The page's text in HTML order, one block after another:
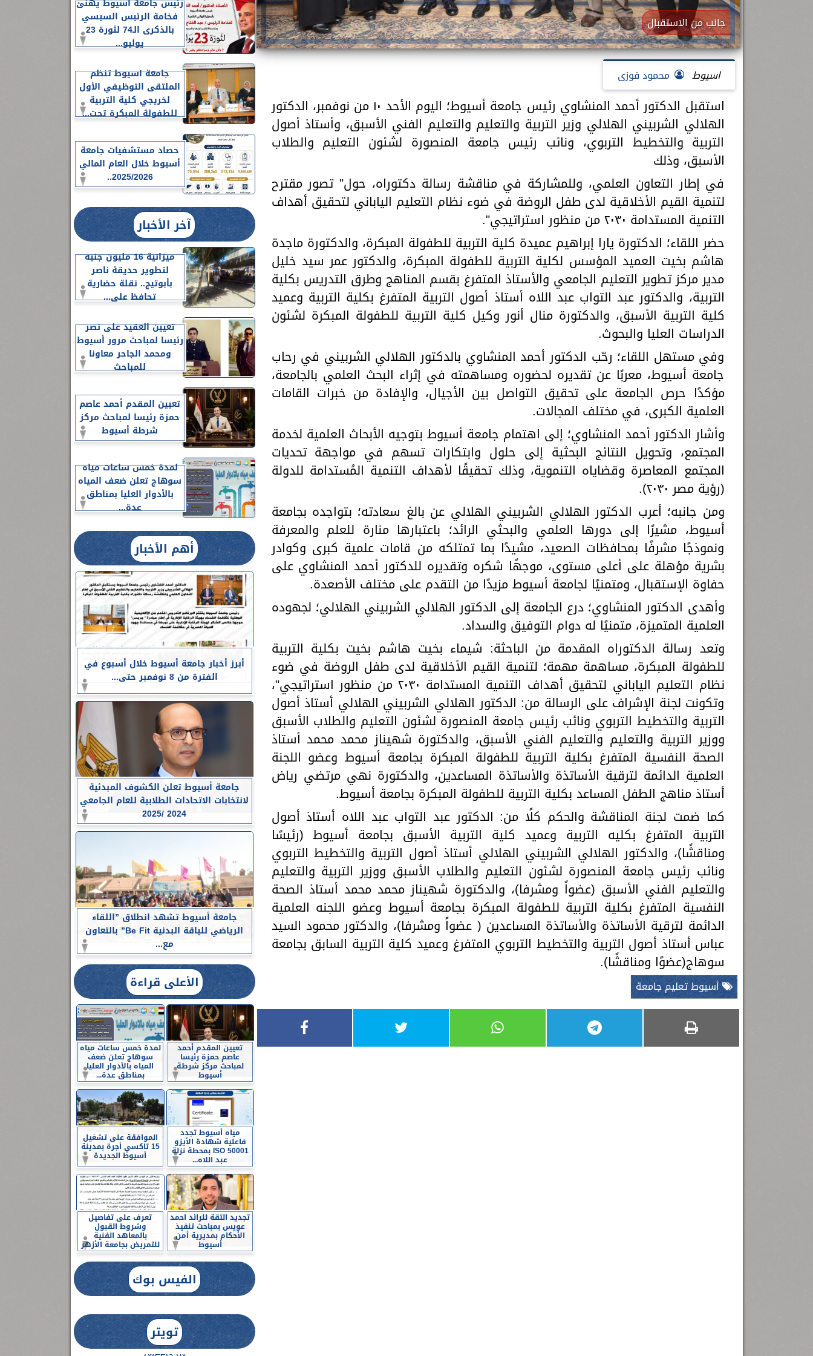
جانب من الاستقبال
اسيوط محمود فوزى
استقبل الدكتور أحمد المنشاوي رئيس جامعة أسيوط؛ اليوم الأحد ١٠ من نوفمبر، الدكتور
الهلالي الشربيني الهلالي وزير التربية والتعليم والتعليم الفني الأسبق، وأستاذ أصول
التربية والتخطيط التربوي، ونائب رئيس جامعة المنصورة لشئون التعليم والطلاب
الأسبق، وذلك
في إطار التعاون العلمي، وللمشاركة في مناقشة رسالة دكتوراه، حول" تصور مقترح
لتنمية القيم الأخلاقية لدى طفل الروضة في ضوء نظام التعليم الياباني لتحقيق أهداف
التنمية المستدامة ٢٠٣٠ من منظور استراتيجي".
حضر اللقاء؛ الدكتورة يارا إبراهيم عميدة كلية التربية للطفولة المبكرة، والدكتورة ماجدة
هاشم بخيت العميد المؤسس لكلية التربية للطفولة المبكرة، والدكتور عمر سيد خليل
مدير مركز تطوير التعليم الجامعي والأستاذ المتفرغ بقسم المناهج وطرق التدريس بكلية
التربية، والدكتور عبد التواب عبد اللاه أستاذ أصول التربية المتفرغ بكلية التربية وعميد
كلية التربية الأسبق، والدكتورة منال أنور وكيل كلية التربية للطفولة المبكرة لشئون
الدراسات العليا والبحوث.
وفي مستهل اللقاء؛ رحّب الدكتور أحمد المنشاوي بالدكتور الهلالي الشربيني في رحاب
جامعة أسيوط، معربًا عن تقديره لحضوره ومساهمته في إثراء البحث العلمي بالجامعة،
مؤكدًا حرص الجامعة على تحقيق التواصل بين الأجيال، والإفادة من خبرات القامات
العلمية الكبرى، في مختلف المجالات.
وأشار الدكتور أحمد المنشاوي؛ إلى اهتمام جامعة أسيوط بتوجيه الأبحاث العلمية لخدمة
المجتمع، وتحويل النتائج البحثية إلى حلول وابتكارات تسهم في مواجهة تحديات
المجتمع المعاصرة وقضاياه التنموية، وذلك تحقيقًا لأهداف التنمية المُستدامة للدولة
(رؤية مصر ٢٠٣٠).
ومن جانبه؛ أعرب الدكتور الهلالي الشربيني الهلالي عن بالغ سعادته؛ بتواجده بجامعة
أسيوط، مشيرًا إلى دورها العلمي والبحثي الرائد؛ باعتبارها منارة للعلم والمعرفة
ونموذجًا مشرفًا بمحافظات الصعيد، مشيدًا بما تمتلكه من قامات علمية كبرى وكوادر
بشرية مؤهلة على أعلى مستوى، موجهًا شكره وتقديره للدكتور أحمد المنشاوي على
حفاوة الإستقبال، ومتمنيًا لجامعة أسيوط مزيدًا من التقدم على مختلف الأصعدة.
وأهدى الدكتور المنشاوي؛ درع الجامعة إلى الدكتور الهلالي الشربيني الهلالي؛ لجهوده
العلمية المتميزة، متمنيًا له دوام التوفيق والسداد.
وتعد رسالة الدكتوراه المقدمة من الباحثة: شيماء بخيت هاشم بخيت بكلية التربية
للطفولة المبكرة، مساهمة مهمة؛ لتنمية القيم الأخلاقية لدى طفل الروضة في ضوء
نظام التعليم الياباني لتحقيق أهداف التنمية المستدامة ٢٠٣٠ من منظور استراتيجي"،
وتكونت لجنة الإشراف على الرسالة من: الدكتور الهلالي الشربيني الهلالي أستاذ أصول
التربية والتخطيط التربوي ونائب رئيس جامعة المنصورة لشئون التعليم والطلاب الأسبق
ووزير التربية والتعليم والتعليم الفني الأسبق، والدكتورة شهيناز محمد محمد أستاذ
الصحة النفسية المتفرغ بكلية التربية للطفولة المبكرة بجامعة أسيوط وعضو اللجنة
العلمية الدائمة لترقية الأساتذة والأساتذة المساعدين، والدكتورة نهي مرتضي رياض
أستاذ مناهج الطفل المساعد بكلية التربية للطفولة المبكرة بجامعة أسيوط.
كما ضمت لجنة المناقشة والحكم كلًا من: الدكتور عبد التواب عبد اللاه أستاذ أصول
التربية المتفرغ بكليه التربية وعميد كلية التربية الأسبق بجامعة أسيوط (رئيسًا
ومناقشًا)، والدكتور الهلالي الشربيني الهلالي أستاذ أصول التربية والتخطيط التربوي
ونائب رئيس جامعة المنصورة لشئون التعليم والطلاب الأسبق ووزير التربية والتعليم
والتعليم الفني الأسبق (عضواً ومشرفا)، والدكتورة شهيناز محمد محمد أستاذ الصحة
النفسية المتفرغ بكلية التربية للطفولة المبكرة بجامعة أسيوط وعضو اللجنه العلمية
الدائمة لترقية الأساتذة والأساتذة المساعدين ( عضواً ومشرفا)، والدكتور محمود السيد
عباس أستاذ أصول التربية والتخطيط التربوي المتفرغ وعميد كلية التربية السابق بجامعة
سوهاج(عضوًا ومناقشًا).
أسيوط تعليم جامعة
رئيس جامعة أسيوط يهنئ
فخامة الرئيس السيسي
بالذكرى الـ74 لثورة 23
يوليو...
جامعة أسيوط تنظم
الملتقى التوظيفي الأول
لخريجي كلية التربية
للطفولة المبكرة تحت...
حصاد مستشفيات جامعة
أسيوط خلال العام المالي
2025/2026..
آخر الأخبار
ميزانية 16 مليون جنيه
لتطوير حديقة ناصر
بأبوتيج.. نقلة حضارية
تحافظ على...
تعيين العقيد على نصر
رئيسا لمباحث مرور أسيوط
ومحمد الجاحر معاونا
للمباحث
تعيين المقدم أحمد عاصم
حمزة رئيسا لمباحث مركز
شرطة أسيوط
لمدة خمس ساعات مياه
سوهاج تعلن ضعف المياه
بالأدوار العليا بمناطق
عدة...
أهم الأخبار
أبرز أخبار جامعة أسيوط خلال أسبوع في
الفترة من 8 نوفمبر حتى...
جامعة أسيوط تعلن الكشوف المبدئية
لانتخابات الاتحادات الطلابية للعام الجامعي
2024 /2025
جامعة أسيوط تشهد انطلاق ”اللقاء
الرياضي للياقة البدنية Be Fit” بالتعاون
مع...
الأعلى قراءة
تعيين المقدم أحمد
عاصم حمزة رئيسا
لمباحث مركز شرطة
أسيوط
لمدة خمس ساعات مياه
سوهاج تعلن ضعف
المياه بالأدوار العليا
بمناطق عدة...
مياه أسيوط تجدد
فاعلية شهادة الأيزو
ISO 50001 بمحطة نزلة
عبد اللاه...
الموافقة على تشغيل
15 تاكسي أجرة بمدينة
أسيوط الجديدة
تجديد الثقة للرائد احمد
عويس بمباحث تنفيذ
الأحكام بمديرية أمن
أسيوط
تعرف على تفاصيل
وشروط القبول
بالمعاهد الفنية
للتمريض بجامعة الأزهر
الفيس بوك
تويتر